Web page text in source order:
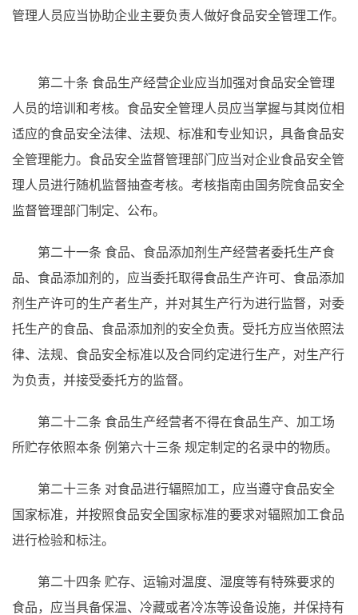
管理人员应当协助企业主要负责人做好食品安全管理工作。
第二十条 食品生产经营企业应当加强对食品安全管理
人员的培训和考核。食品安全管理人员应当掌握与其岗位相
适应的食品安全法律、法规、标准和专业知识，具备食品安
全管理能力。食品安全监督管理部门应当对企业食品安全管
理人员进行随机监督抽查考核。考核指南由国务院食品安全
监督管理部门制定、公布。
第二十一条 食品、食品添加剂生产经营者委托生产食
品、食品添加剂的，应当委托取得食品生产许可、食品添加
剂生产许可的生产者生产，并对其生产行为进行监督，对委
托生产的食品、食品添加剂的安全负责。受托方应当依照法
律、法规、食品安全标准以及合同约定进行生产，对生产行
为负责，并接受委托方的监督。
第二十二条 食品生产经营者不得在食品生产、加工场
所贮存依照本条 例第六十三条 规定制定的名录中的物质。
第二十三条 对食品进行辐照加工，应当遵守食品安全
国家标准，并按照食品安全国家标准的要求对辐照加工食品
进行检验和标注。
第二十四条 贮存、运输对温度、湿度等有特殊要求的
食品，应当具备保温、冷藏或者冷冻等设备设施，并保持有